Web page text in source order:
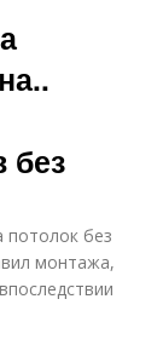
без
потолок без
монтажа,